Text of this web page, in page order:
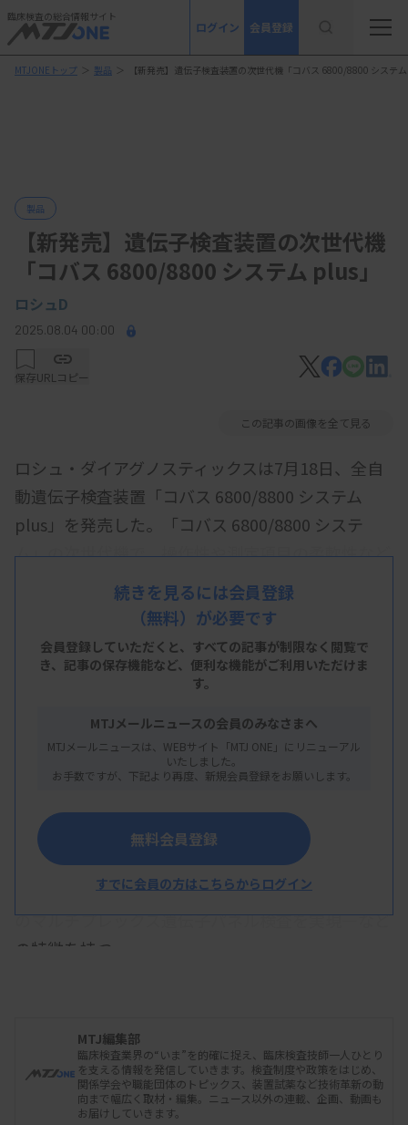
臨床検査の総合情報サイト
ログイン 会員登録
MTJONEトップ ＞ 製品 ＞ 【新発売】遺伝子検査装置の次世代機「コバス 6800/8800 システ
製品
【新発売】遺伝子検査装置の次世代機
「コバス 6800/8800 システム plus」
ロシュD
2025.08.04 00:00
保存URLコピー
この記事の画像を全て見る
ロシュ・ダイアグノスティックスは7月18日、全自
動遺伝子検査装置「コバス 6800/8800 システム
plus」を発売した。「コバス 6800/8800 システ
ム」の次世代機で、操作性や測定項目の柔軟性など
「コバス 6800/8800 システム plus」は、操作画面
をより直感的に分かりやすくしたほか、レスポンス
向上で快適な操作性を実現。ニーズに合わせたルー
チン検査実現のため、測定項目の優先順位設定や同
時測定項目数の柔軟性を向上させた。
具体的には▽システムの起動時間を現行機の約半分
に短縮し、ユーザーインターフェースのレスポンス
も改善▽1バッチ当たり、従来の3項目から最大6項
目を同時に測定可能▽1検体から最大15ターゲット
のマルチプレックス遺伝子パネル検査を実現―など
の特徴を持つ。
576テスト/8時間、「コバス 8800 システム plus」
が1056テスト/8時間。
続きを見るには会員登録
（無料）が必要です
会員登録していただくと、すべての記事が制限なく閲覧で
き、 記事の保存機能など、便利な機能がご利用いただけま
す。
MTJメールニュースの会員のみなさまへ
MTJメールニュースは、WEBサイト「MTJ ONE」にリニューアル
いたしました。
お手数ですが、下記より再度、新規会員登録をお願いします。
無料会員登録
すでに会員の方はこちらからログイン
MTJ編集部
臨床検査業界の“いま”を的確に捉え、臨床検査技師一人ひとり
を支える情報を発信していきます。検査制度や政策をはじめ、
関係学会や職能団体のトピックス、装置試薬など技術革新の動
向まで幅広く取材・編集。ニュース以外の連載、企画、動画も
お届けしていきます。